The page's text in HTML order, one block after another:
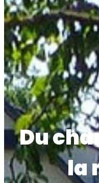
Du
la